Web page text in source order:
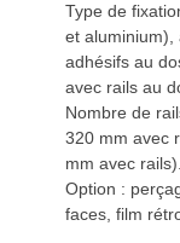
Type de
et aluminium),
adhésifs au
avec rails au
Nombre de
320 mm avec
mm avec rails).
Option :
faces, film